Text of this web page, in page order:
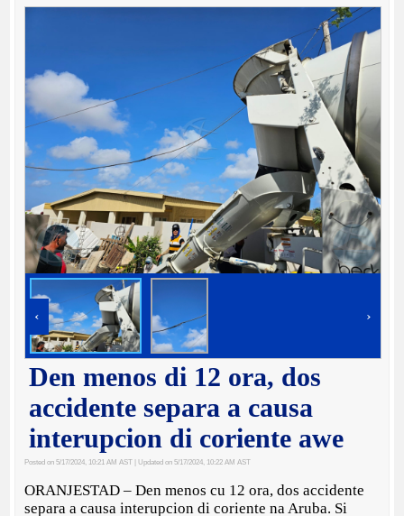
‹ ›
Den menos di 12 ora, dos
accidente separa a causa
interupcion di coriente awe
Posted on 5/17/2024, 10:21 AM AST | Updated on 5/17/2024, 10:22 AM AST
ORANJESTAD – Den menos cu 12 ora, dos accidente
separa a causa interupcion di coriente na Aruba. Si